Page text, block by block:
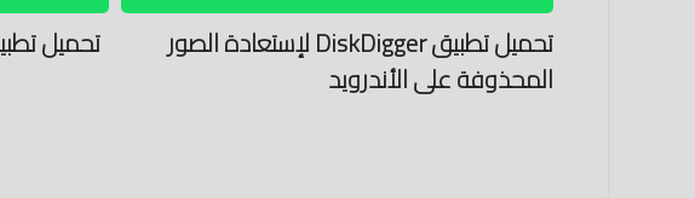
تحميل تطبيق DiskDigger لإستعادة الصور
المحذوفة على الأندرويد